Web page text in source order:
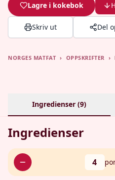
Lagre i kokebok
Skriv ut Del
NORGES MATFAT › OPPSKRIFTER ›
Ingredienser (9)
Ingredienser
4